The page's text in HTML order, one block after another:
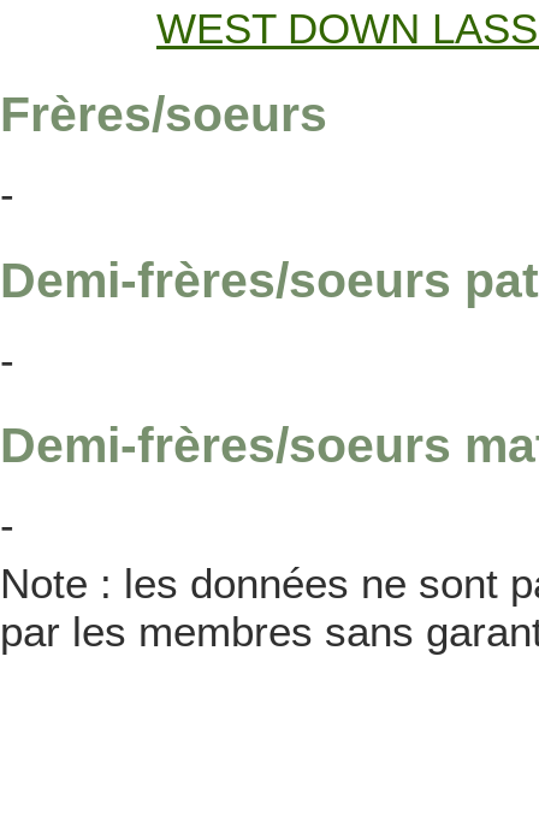
WEST DOWN
Frères/soeurs
-
Demi-frères/soeurs
-
Demi-frères/soeurs
-
Note : les données ne sont
par les membres sans